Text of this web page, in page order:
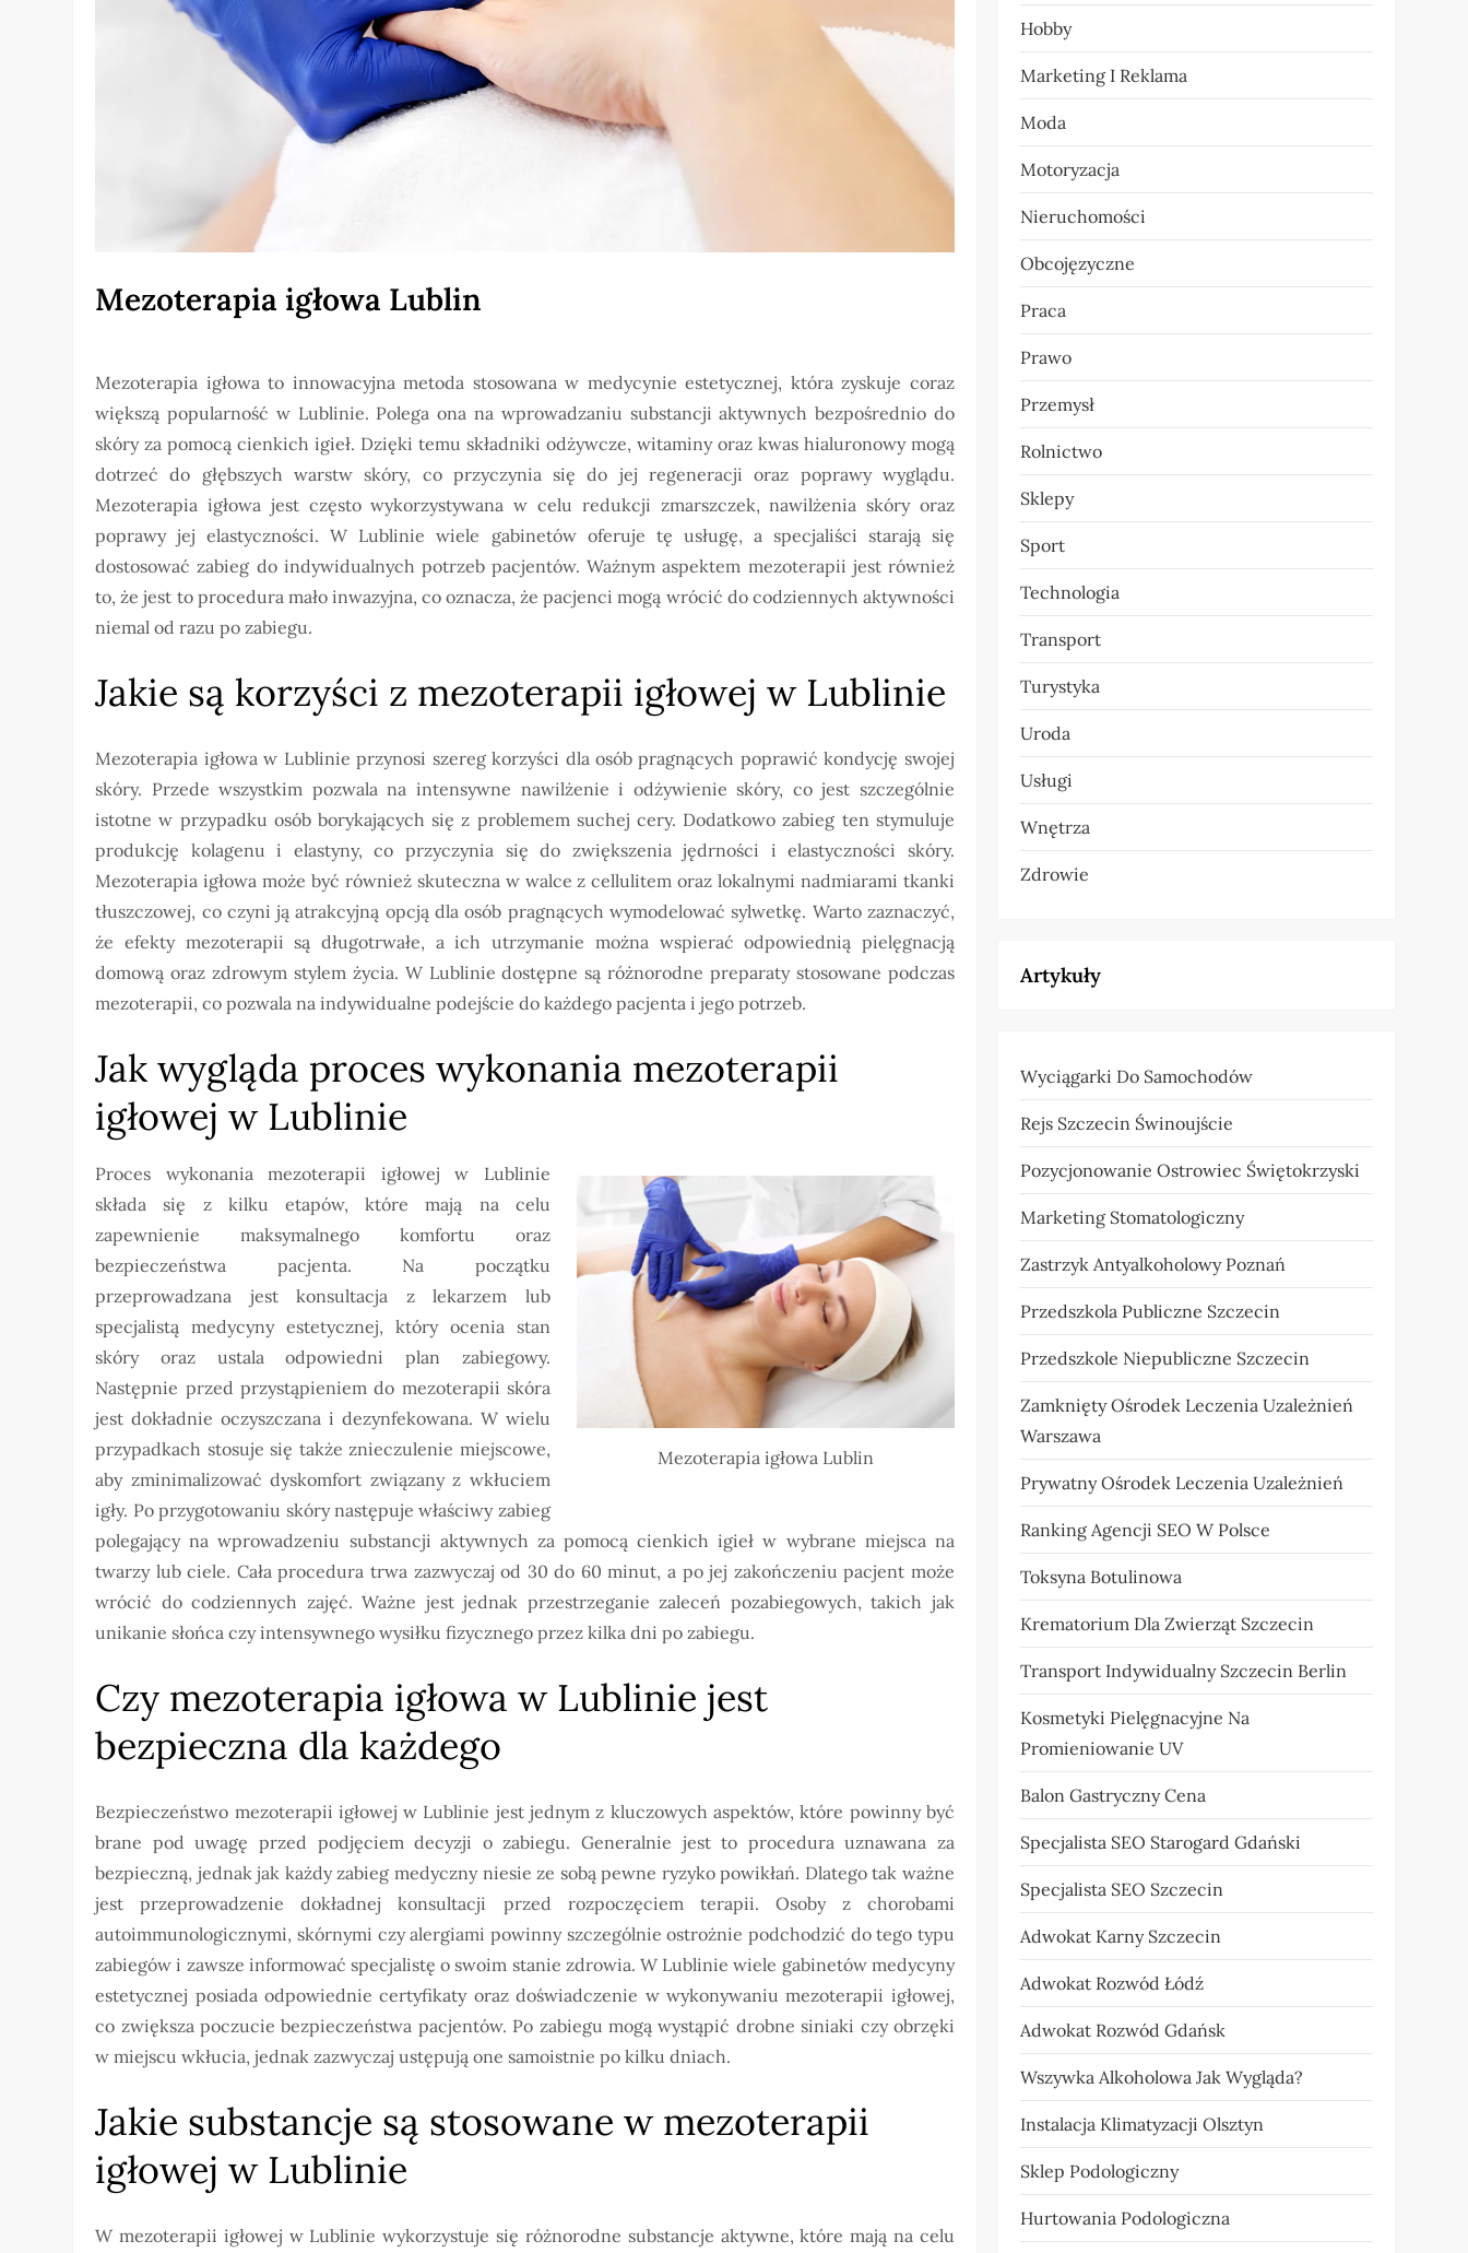
Mezoterapia igłowa Lublin
Mezoterapia igłowa to innowacyjna metoda stosowana w medycynie estetycznej, która zyskuje coraz
większą popularność w Lublinie. Polega ona na wprowadzaniu substancji aktywnych bezpośrednio do
skóry za pomocą cienkich igieł. Dzięki temu składniki odżywcze, witaminy oraz kwas hialuronowy mogą
dotrzeć do głębszych warstw skóry, co przyczynia się do jej regeneracji oraz poprawy wyglądu.
Mezoterapia igłowa jest często wykorzystywana w celu redukcji zmarszczek, nawilżenia skóry oraz
poprawy jej elastyczności. W Lublinie wiele gabinetów oferuje tę usługę, a specjaliści starają się
dostosować zabieg do indywidualnych potrzeb pacjentów. Ważnym aspektem mezoterapii jest również
to, że jest to procedura mało inwazyjna, co oznacza, że pacjenci mogą wrócić do codziennych aktywności
niemal od razu po zabiegu.
Jakie są korzyści z mezoterapii igłowej w Lublinie
Mezoterapia igłowa w Lublinie przynosi szereg korzyści dla osób pragnących poprawić kondycję swojej
skóry. Przede wszystkim pozwala na intensywne nawilżenie i odżywienie skóry, co jest szczególnie
istotne w przypadku osób borykających się z problemem suchej cery. Dodatkowo zabieg ten stymuluje
produkcję kolagenu i elastyny, co przyczynia się do zwiększenia jędrności i elastyczności skóry.
Mezoterapia igłowa może być również skuteczna w walce z cellulitem oraz lokalnymi nadmiarami tkanki
tłuszczowej, co czyni ją atrakcyjną opcją dla osób pragnących wymodelować sylwetkę. Warto zaznaczyć,
że efekty mezoterapii są długotrwałe, a ich utrzymanie można wspierać odpowiednią pielęgnacją
domową oraz zdrowym stylem życia. W Lublinie dostępne są różnorodne preparaty stosowane podczas
mezoterapii, co pozwala na indywidualne podejście do każdego pacjenta i jego potrzeb.
Jak wygląda proces wykonania mezoterapii
igłowej w Lublinie
Mezoterapia igłowa Lublin
Proces wykonania mezoterapii igłowej w Lublinie
składa się z kilku etapów, które mają na celu
zapewnienie maksymalnego komfortu oraz
bezpieczeństwa pacjenta. Na początku
przeprowadzana jest konsultacja z lekarzem lub
specjalistą medycyny estetycznej, który ocenia stan
skóry oraz ustala odpowiedni plan zabiegowy.
Następnie przed przystąpieniem do mezoterapii skóra
jest dokładnie oczyszczana i dezynfekowana. W wielu
przypadkach stosuje się także znieczulenie miejscowe,
aby zminimalizować dyskomfort związany z wkłuciem
igły. Po przygotowaniu skóry następuje właściwy zabieg
polegający na wprowadzeniu substancji aktywnych za pomocą cienkich igieł w wybrane miejsca na
twarzy lub ciele. Cała procedura trwa zazwyczaj od 30 do 60 minut, a po jej zakończeniu pacjent może
wrócić do codziennych zajęć. Ważne jest jednak przestrzeganie zaleceń pozabiegowych, takich jak
unikanie słońca czy intensywnego wysiłku fizycznego przez kilka dni po zabiegu.
Czy mezoterapia igłowa w Lublinie jest
bezpieczna dla każdego
Bezpieczeństwo mezoterapii igłowej w Lublinie jest jednym z kluczowych aspektów, które powinny być
brane pod uwagę przed podjęciem decyzji o zabiegu. Generalnie jest to procedura uznawana za
bezpieczną, jednak jak każdy zabieg medyczny niesie ze sobą pewne ryzyko powikłań. Dlatego tak ważne
jest przeprowadzenie dokładnej konsultacji przed rozpoczęciem terapii. Osoby z chorobami
autoimmunologicznymi, skórnymi czy alergiami powinny szczególnie ostrożnie podchodzić do tego typu
zabiegów i zawsze informować specjalistę o swoim stanie zdrowia. W Lublinie wiele gabinetów medycyny
estetycznej posiada odpowiednie certyfikaty oraz doświadczenie w wykonywaniu mezoterapii igłowej,
co zwiększa poczucie bezpieczeństwa pacjentów. Po zabiegu mogą wystąpić drobne siniaki czy obrzęki
w miejscu wkłucia, jednak zazwyczaj ustępują one samoistnie po kilku dniach.
Jakie substancje są stosowane w mezoterapii
igłowej w Lublinie
W mezoterapii igłowej w Lublinie wykorzystuje się różnorodne substancje aktywne, które mają na celu
Hobby
Marketing I Reklama
Moda
Motoryzacja
Nieruchomości
Obcojęzyczne
Praca
Prawo
Przemysł
Rolnictwo
Sklepy
Sport
Technologia
Transport
Turystyka
Uroda
Usługi
Wnętrza
Zdrowie
Artykuły
Wyciągarki Do Samochodów
Rejs Szczecin Świnoujście
Pozycjonowanie Ostrowiec Świętokrzyski
Marketing Stomatologiczny
Zastrzyk Antyalkoholowy Poznań
Przedszkola Publiczne Szczecin
Przedszkole Niepubliczne Szczecin
Zamknięty Ośrodek Leczenia Uzależnień
Warszawa
Prywatny Ośrodek Leczenia Uzależnień
Ranking Agencji SEO W Polsce
Toksyna Botulinowa
Krematorium Dla Zwierząt Szczecin
Transport Indywidualny Szczecin Berlin
Kosmetyki Pielęgnacyjne Na
Promieniowanie UV
Balon Gastryczny Cena
Specjalista SEO Starogard Gdański
Specjalista SEO Szczecin
Adwokat Karny Szczecin
Adwokat Rozwód Łódź
Adwokat Rozwód Gdańsk
Wszywka Alkoholowa Jak Wygląda?
Instalacja Klimatyzacji Olsztyn
Sklep Podologiczny
Hurtowania Podologiczna